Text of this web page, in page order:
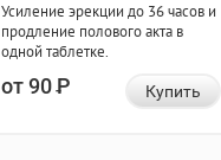
Усиление эрекции до 36 часов и
продление полового акта в
одной таблетке.
от 90Р Купить